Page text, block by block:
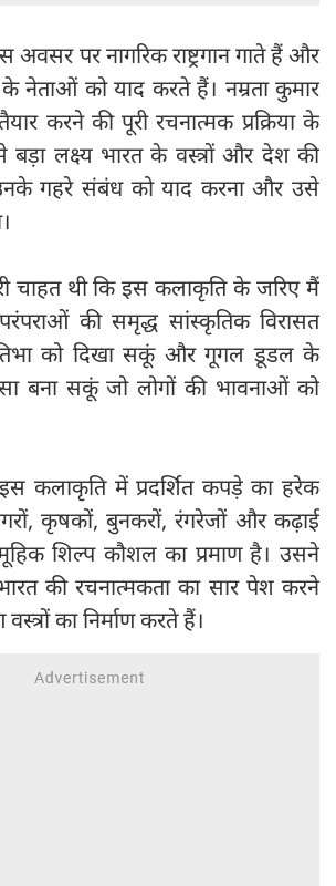
पर नागरिक राष्ट्रगान गाते हैं और
नेताओं को याद करते हैं। नम्रता कुमार
करने की पूरी रचनात्मक प्रक्रिया के
बड़ा लक्ष्य भारत के वस्त्रों और देश की
गहरे संबंध को याद करना और उसे
चाहत थी कि इस कलाकृति के जरिए मैं
की समृद्ध सांस्कृतिक विरासत
को दिखा सकूं और गूगल डूडल के
बना सकूं जो लोगों की भावनाओं को
कलाकृति में प्रदर्शित कपड़े का हरेक
कृषकों, बुनकरों, रंगरेजों और कढ़ाई
शिल्प कौशल का प्रमाण है। उसने
की रचनात्मकता का सार पेश करने
का निर्माण करते हैं।